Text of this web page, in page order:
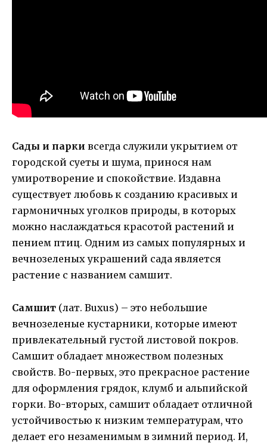
Сады и парки всегда служили укрытием от
городской суеты и шума, принося нам
умиротворение и спокойствие. Издавна
существует любовь к созданию красивых и
гармоничных уголков природы, в которых
можно наслаждаться красотой растений и
пением птиц. Одним из самых популярных и
вечнозеленых украшений сада является
растение с названием самшит.
Самшит (лат. Buxus) – это небольшие
вечнозеленые кустарники, которые имеют
привлекательный густой листовой покров.
Самшит обладает множеством полезных
свойств. Во-первых, это прекрасное растение
для оформления грядок, клумб и альпийской
горки. Во-вторых, самшит обладает отличной
устойчивостью к низким температурам, что
делает его незаменимым в зимний период. И,